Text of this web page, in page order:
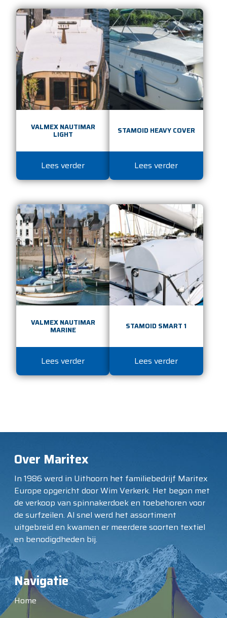
VALMEX NAUTIMAR
LIGHT
Lees verder
STAMOID HEAVY COVER
Lees verder
VALMEX NAUTIMAR
MARINE
Lees verder
STAMOID SMART 1
Lees verder
Over Maritex
In 1986 werd in Uithoorn het familiebedrijf Maritex
Europe opgericht door Wim Verkerk. Het begon met
de verkoop van spinnakerdoek en toebehoren voor
de surfzeilen. Al snel werd het assortiment
uitgebreid en kwamen er meerdere soorten textiel
en benodigdheden bij.
Navigatie
Home